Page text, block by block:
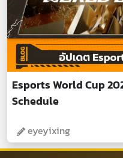
Esports World Cup
Schedule
eyeyixing